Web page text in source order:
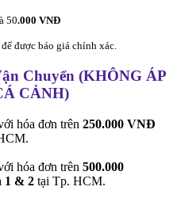
50.000 VNĐ
để được báo giá chính xác.
Chuyển (KHÔNG ÁP
CẢNH)
hóa đơn trên 250.000 VNĐ
hóa đơn trên 500.000
1 & 2 tại Tp. HCM.